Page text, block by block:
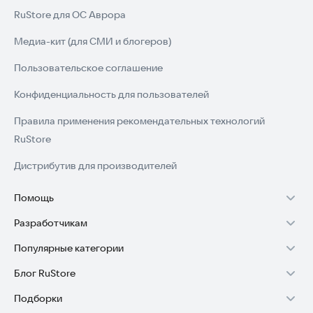
RuStore для ОС Аврора
Медиа-кит (для СМИ и блогеров)
Пользовательское соглашение
Конфиденциальность для пользователей
Правила применения рекомендательных технологий
RuStore
Дистрибутив для производителей
Помощь
Установка RuStore на TV
Установка RuStore на телефон
Установка RuStore в машину
Помощь пользователям RuStore
Разработчикам
Зарабатывать с RuStore
Стать разработчиком
Доступ к RuStore Консоль
Популярные категории
Игры для Android
Приложения банков
Блог RuStore
Обзоры игр для Android 2025
Подборки